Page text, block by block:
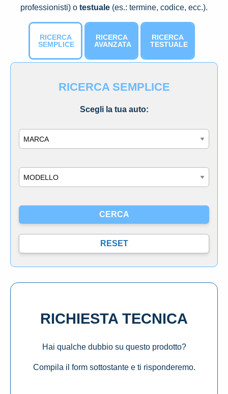
professionisti) o testuale (es.: termine, codice, ecc.).
RICERCA
SEMPLICE
RICERCA
AVANZATA
RICERCA
TESTUALE
RICERCA SEMPLICE
Scegli la tua auto:
RICHIESTA TECNICA
Hai qualche dubbio su questo prodotto?
Compila il form sottostante e ti risponderemo.